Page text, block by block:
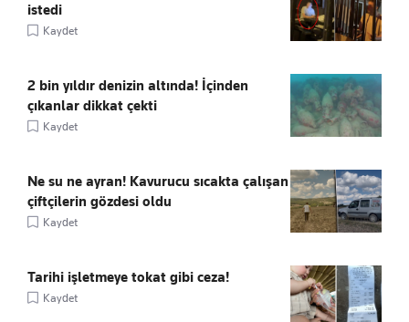
istedi
Kaydet
2 bin yıldır denizin altında! İçinden
çıkanlar dikkat çekti
Kaydet
Ne su ne ayran! Kavurucu sıcakta çalışan
çiftçilerin gözdesi oldu
Kaydet
Tarihi işletmeye tokat gibi ceza!
Kaydet